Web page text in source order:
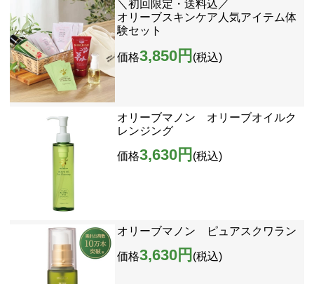
＼初回限定・送料込／
オリーブスキンケア人気アイテム体
験セット
価格3,850円 (税込)
オリーブマノン オリーブオイルク
レンジング
価格3,630円 (税込)
オリーブマノン ピュアスクワラン
価格3,630円 (税込)